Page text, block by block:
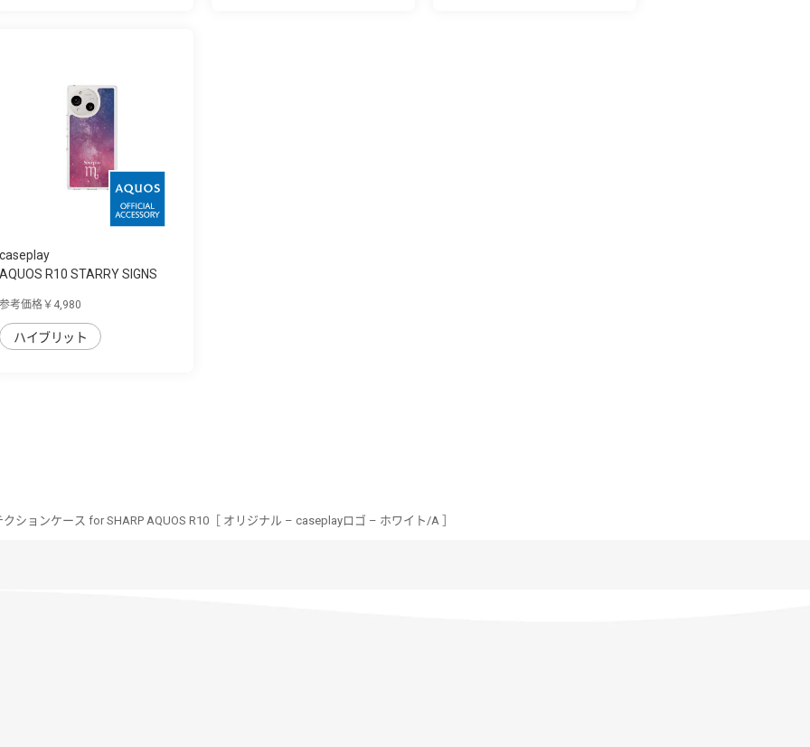
caseplay
AQUOS R10 STARRY SIGNS
参考価格￥4,980
ハイブリット
ションケース for SHARP AQUOS R10［ オリジナル – caseplayロゴ – ホワイト/A ］